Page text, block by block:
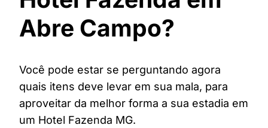
Abre Campo?
Você pode estar se perguntando agora
quais itens deve levar em sua mala, para
aproveitar da melhor forma a sua estadia em
um Hotel Fazenda MG.